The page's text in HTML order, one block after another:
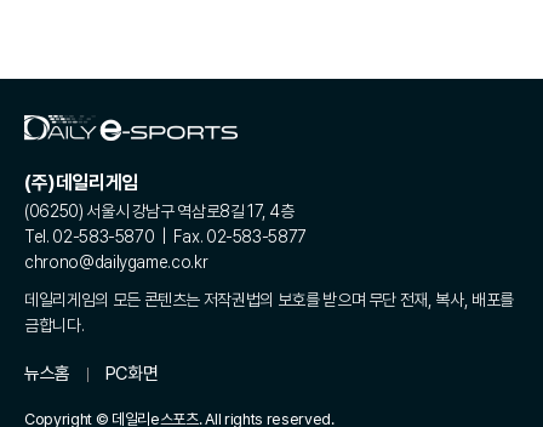
(주)데일리게임
(06250) 서울시 강남구 역삼로8길 17, 4층
Tel. 02-583-5870 | Fax. 02-583-5877
chrono@dailygame.co.kr
데일리게임의 모든 콘텐츠는 저작권법의 보호를 받으며 무단 전재, 복사, 배포를
금합니다.
뉴스홈 PC화면
Copyright © 데일리e스포츠. All rights reserved.